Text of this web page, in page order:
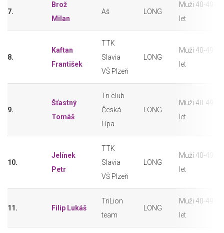
7.
Brož
Milan
Aš LONG
Muži 40-49
let
8.
Kaftan
František
TTK
Slavia
VŠ Plzeň
LONG
Muži 40-49
let
9.
Šťastný
Tomáš
Tri club
Česká
Lípa
LONG
Muži 40-49
let
10.
Jelínek
Petr
TTK
Slavia
VŠ Plzeň
LONG
Muži 40-49
let
11. Filip Lukáš
TriLion
team
LONG
Muži 40-49
let